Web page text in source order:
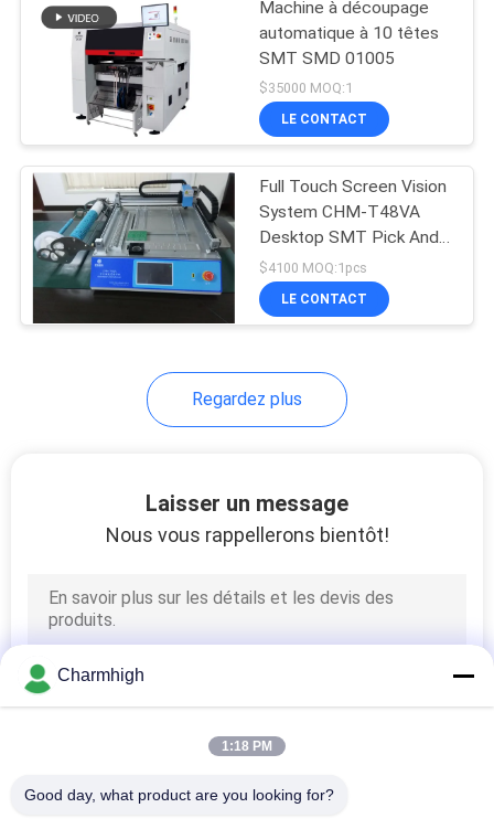
Machine à découpage
automatique à 10 têtes
SMT SMD 01005
$35000 MOQ:1
LE CONTACT
Full Touch Screen Vision
System CHM-T48VA
Desktop SMT Pick And
Place Machine PNP
Machine CE Small SMT
Machine
$4100 MOQ:1pcs
LE CONTACT
Regardez plus
Laisser un message
Nous vous rappellerons bientôt!
Charmhigh
1:18 PM
Good day, what product are you looking for?